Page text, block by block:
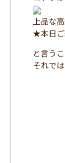
上品な
★本日ご
と言う
それで